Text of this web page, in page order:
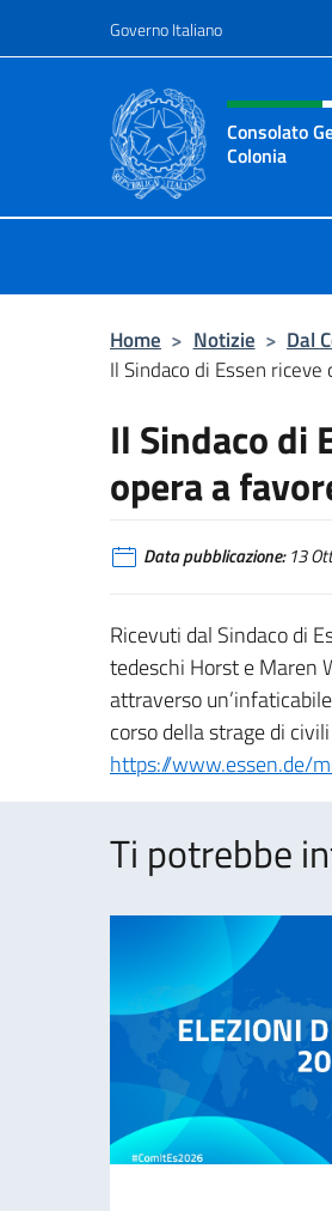
Governo Italiano
Intestazione
Consolato
Colonia
Home > Notizie > Dal
Il Sindaco di Essen
Il Sindaco di
opera a
Data pubblicazione:13
Ricevuti dal Sindaco di
tedeschi Horst e Maren
attraverso
corso della strage di
https://www.essen.de/
Ti potrebbe